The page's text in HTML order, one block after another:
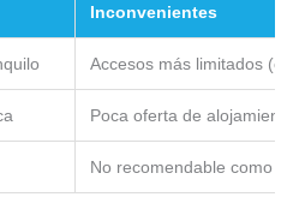
Inconvenientes
Accesos más limitados
Poca oferta de alojamiento
No recomendable como